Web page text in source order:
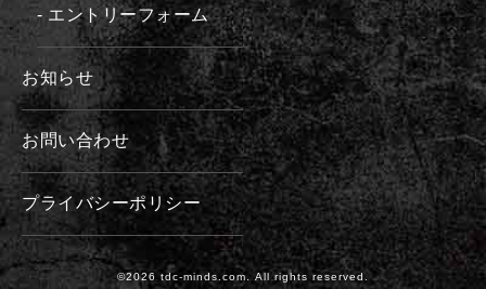
- エントリーフォーム
お知らせ
お問い合わせ
プライバシーポリシー
©2026 tdc-minds.com. All rights reserved.